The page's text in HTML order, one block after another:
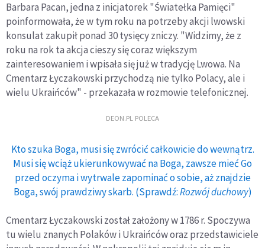
Barbara Pacan, jedna z inicjatorek "Światełka Pamięci"
poinformowała, że w tym roku na potrzeby akcji lwowski
konsulat zakupił ponad 30 tysięcy zniczy. "Widzimy, że z
roku na rok ta akcja cieszy się coraz większym
zainteresowaniem i wpisała się już w tradycję Lwowa. Na
Cmentarz Łyczakowski przychodzą nie tylko Polacy, ale i
wielu Ukraińców" - przekazała w rozmowie telefonicznej.
DEON.PL POLECA
Kto szuka Boga, musi się zwrócić całkowicie do wewnątrz.
Musi się wciąż ukierunkowywać na Boga, zawsze mieć Go
przed oczyma i wytrwale zapominać o sobie, aż znajdzie
Boga, swój prawdziwy skarb. (Sprawdź:Rozwój duchowy)
Cmentarz Łyczakowski został założony w 1786 r. Spoczywa
tu wielu znanych Polaków i Ukraińców oraz przedstawiciele